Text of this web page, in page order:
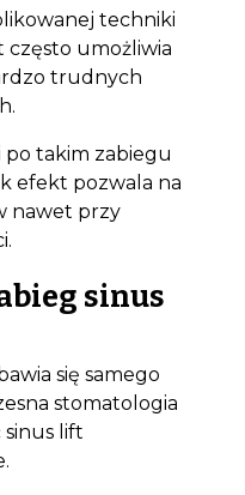
techniki
często umożliwia
trudnych
takim zabiegu
efekt pozwala na
nawet przy
sinus
się samego
stomatologia
lift